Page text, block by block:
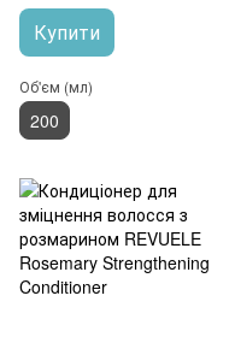
Купити
Об'єм (мл)
200